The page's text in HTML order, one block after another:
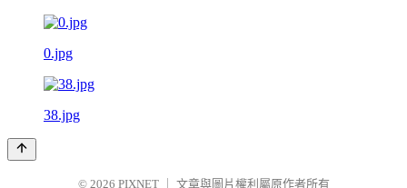
0.jpg
38.jpg
© 2026 PIXNET 文章與圖片權利屬原作者所有